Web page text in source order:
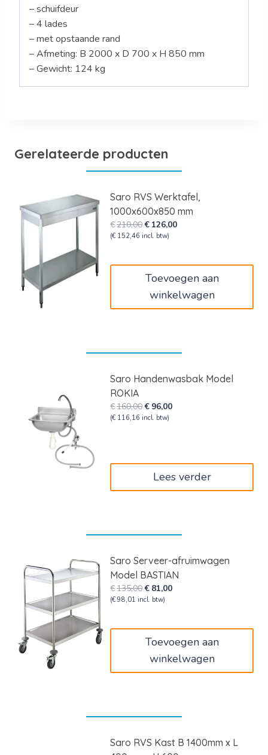
– schuifdeur
– 4 lades
– met opstaande rand
– Afmeting: B 2000 x D 700 x H 850 mm
– Gewicht: 124 kg
Gerelateerde producten
Saro RVS Werktafel,
1000x600x850 mm
€210,00Oorspronkelijke
prijs
€ 126,00Huidige
(€ 152,46 incl. btw)
Toevoegen aan
winkelwagen
Saro Handenwasbak Model
ROKIA
€160,00Oorspronkelijke
prijs
€ 96,00Huidige
(€ 116,16 incl. btw)
Lees verder
Saro Serveer-afruimwagen
Model BASTIAN
€135,00Oorspronkelijke
prijs
€ 81,00Huidige
(€ 98,01 incl. btw)
Toevoegen aan
winkelwagen
Saro RVS Kast B 1400mm x L